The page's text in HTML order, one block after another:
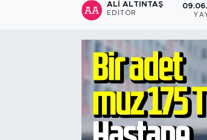
ALI ALTINTAŞ
EDITÖR
Son Dakika Haberleri
Haber Arşivi